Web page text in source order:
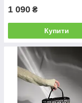
1 090 ₴
Купити